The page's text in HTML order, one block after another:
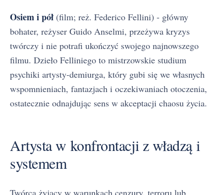
Osiem i pół (film; reż. Federico Fellini) - główny
bohater, reżyser Guido Anselmi, przeżywa kryzys
twórczy i nie potrafi ukończyć swojego najnowszego
filmu. Dzieło Felliniego to mistrzowskie studium
psychiki artysty-demiurga, który gubi się we własnych
wspomnieniach, fantazjach i oczekiwaniach otoczenia,
ostatecznie odnajdując sens w akceptacji chaosu życia.
Artysta w konfrontacji z władzą i
systemem
Twórca żyjący w warunkach cenzury, terroru lub